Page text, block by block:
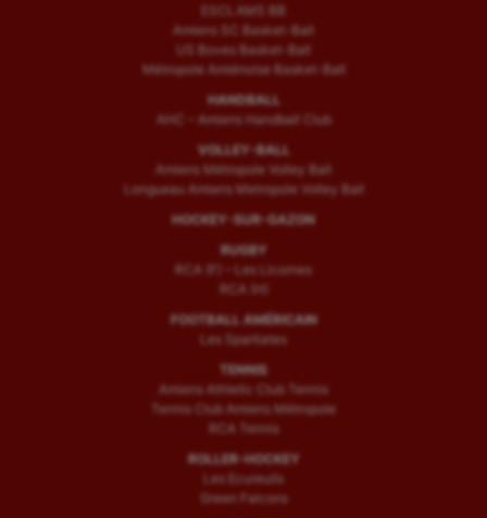
ESCLAMS BB
Amiens SC Basket-Ball
US Boves Basket-Ball
Métropole Amiénoise Basket-Ball
HANDBALL
AHC – Amiens Handball Club
VOLLEY-BALL
Amiens Métropole Volley Ball
Longueau Amiens Metropole Volley Ball
HOCKEY-SUR-GAZON
RUGBY
RCA (F) – Les Licornes
RCA (H)
FOOTBALL AMÉRICAIN
Les Spartiates
TENNIS
Amiens Athletic Club Tennis
Tennis Club Amiens Métropole
RCA Tennis
ROLLER-HOCKEY
Les Ecureuils
Green Falcons